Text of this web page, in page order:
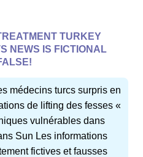
TURKEY
NEWS IS FICTIONAL
médecins turcs surpris en
de lifting des fesses «
vulnérables dans
Sun Les informations
fictives et fausses